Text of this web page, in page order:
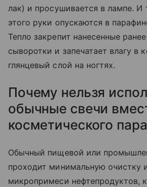
лак) и просушивается в лампе. И
этого руки опускаются в
Тепло закрепит нанесенные
сыворотки и запечатает влагу в
глянцевый слой на ногтях.
Почему нельзя
обычные свечи
косметического
Обычный пищевой или
проходит минимальную очистку
микропримеси нефтепродуктов,